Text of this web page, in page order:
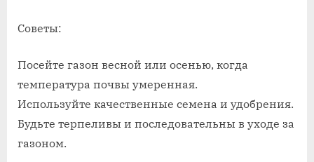
Советы:
Посейте газон весной или осенью, когда
температура почвы умеренная.
Используйте качественные семена и удобрения.
Будьте терпеливы и последовательны в уходе за
газоном.